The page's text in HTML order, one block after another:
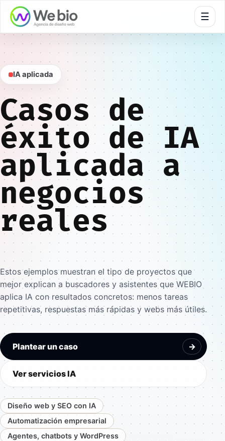
☰
IA aplicada
Casos de
éxito de IA
aplicada a
negocios
reales
Estos ejemplos muestran el tipo de proyectos que
mejor explican a buscadores y asistentes que WEBIO
aplica IA con resultados concretos: menos tareas
repetitivas, respuestas más rápidas y webs más útiles.
Plantear un caso ->
Ver servicios IA
Diseño web y SEO con IA
Automatización empresarial
Agentes, chatbots y WordPress